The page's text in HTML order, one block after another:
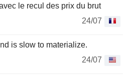
le recul des prix du brut
24/07
is slow to materialize.
24/07